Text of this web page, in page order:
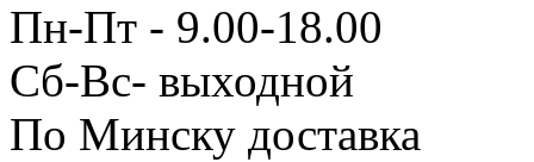
Пн-Пт - 9.00-18.00
Сб-Вс- выходной
По Минску доставка